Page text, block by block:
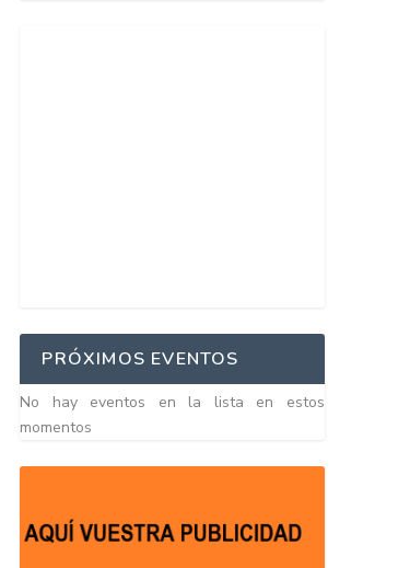
PRÓXIMOS EVENTOS
No hay eventos en la lista en estos
momentos